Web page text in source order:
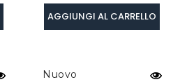
AGGIUNGI AL CARRELLO
Nuovo